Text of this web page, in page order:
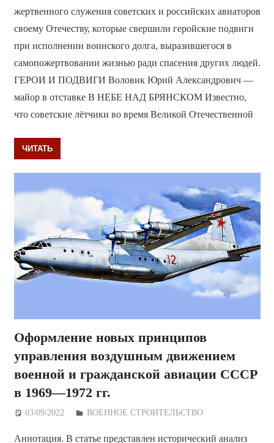
жертвенного служения советских и российских авиаторов
своему Отечеству, которые свершили геройские подвиги
при исполнении воинского долга, выразившегося в
самопожертвовании жизнью ради спасения других людей.
ГЕРОИ И ПОДВИГИ Воловик Юрий Александрович —
майор в отставке В НЕБЕ НАД БРЯНСКОМ Известно,
что советские лётчики во время Великой Отечественной
ЧИТАТЬ
Оформление новых принципов
управления воздушным движением
военной и гражданской авиации СССР
в 1969—1972 гг.
03/09/2022 Дежурный по Редакции
ВОЕННОЕ СТРОИТЕЛЬСТВО
Аннотация. В статье представлен исторический анализ